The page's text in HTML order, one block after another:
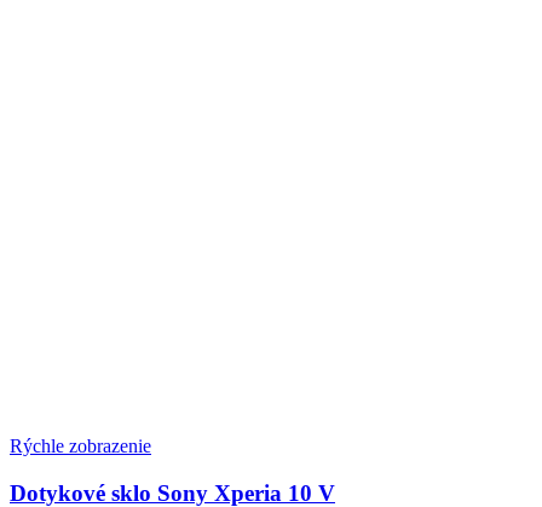
Rýchle zobrazenie
Dotykové sklo Sony Xperia 10 V